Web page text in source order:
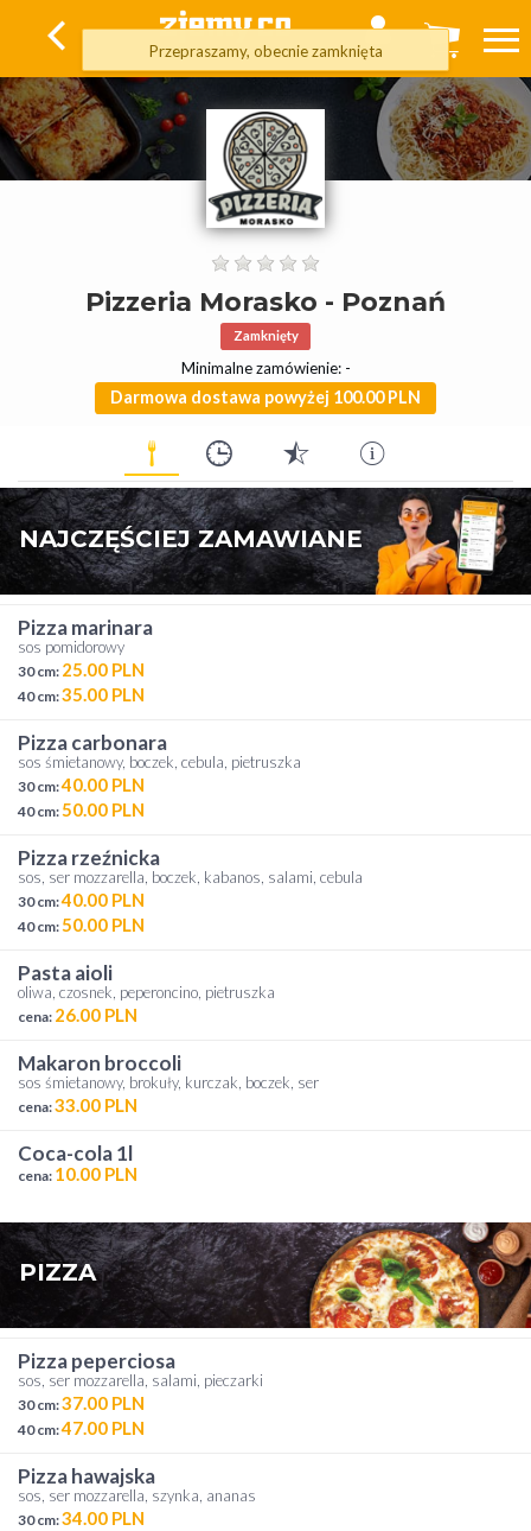
Pizzeria Morasko - Poznań
Zamknięty
Minimalne zamówienie: -
Darmowa dostawa powyżej 100.00 PLN
NAJCZĘŚCIEJ ZAMAWIANE
pizza marinara
sos pomidorowy
30 cm: 25.00 PLN
40 cm:35.00 PLN
pizza carbonara
sos śmietanowy, boczek, cebula, pietruszka
30 cm:40.00 PLN
40 cm:50.00 PLN
pizza rzeźnicka
sos, ser mozzarella, boczek, kabanos, salami, cebula
30 cm:40.00 PLN
40 cm:50.00 PLN
pasta aioli
oliwa, czosnek, peperoncino, pietruszka
cena: 26.00 PLN
makaron broccoli
sos śmietanowy, brokuły, kurczak, boczek, ser
cena:33.00 PLN
coca-cola 1l
cena: 10.00 PLN
PIZZA
pizza peperciosa
sos, ser mozzarella, salami, pieczarki
30 cm:37.00 PLN
40 cm:47.00 PLN
pizza hawajska
sos, ser mozzarella, szynka, ananas
30 cm:34.00 PLN
Przepraszamy, obecnie zamknięta